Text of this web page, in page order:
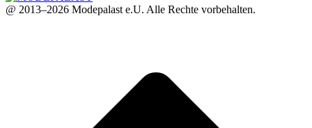
@ 2013–2026 Modepalast e.U. Alle Rechte vorbehalten.